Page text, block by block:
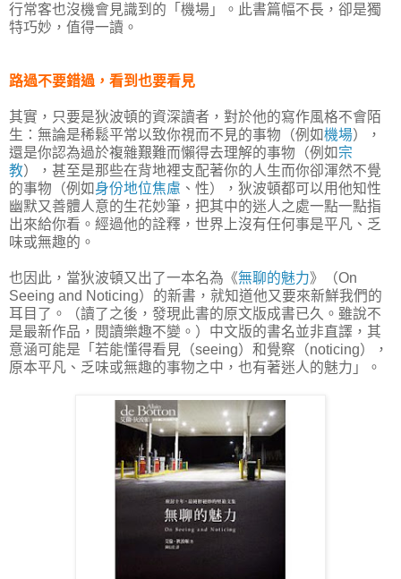
行常客也沒機會見識到的「機場」。此書篇幅不長，卻是獨
特巧妙，值得一讀。
路過不要錯過，看到也要看見
其實，只要是狄波頓的資深讀者，對於他的寫作風格不會陌
生：無論是稀鬆平常以致你視而不見的事物（例如機場），
還是你認為過於複雜艱難而懶得去理解的事物（例如 宗
教），甚至是那些在背地裡支配著你的人生而你卻渾然不覺
的事物（例如 身份地位焦慮 、性），狄波頓都可以用他知性
幽默又善體人意的生花妙筆，把其中的迷人之處一點一點指
出來給你看。經過他的詮釋，世界上沒有任何事是平凡、乏
味或無趣的。
也因此，當狄波頓又出了一本名為《無聊的魅力》（On
Seeing and Noticing）的新書，就知道他又要來新鮮我們的
耳目了。（讀了之後，發現此書的原文版成書已久。雖說不
是最新作品，閱讀樂趣不變。）中文版的書名並非直譯，其
意涵可能是「若能懂得看見（seeing）和覺察（noticing），
原本平凡、乏味或無趣的事物之中，也有著迷人的魅力」。